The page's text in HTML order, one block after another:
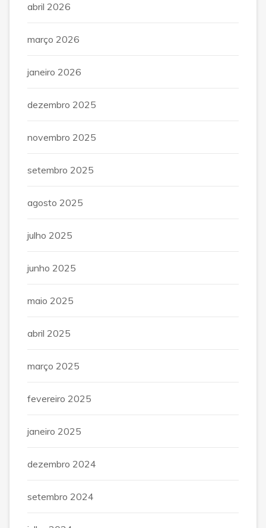
abril 2026
março 2026
janeiro 2026
dezembro 2025
novembro 2025
setembro 2025
agosto 2025
julho 2025
junho 2025
maio 2025
abril 2025
março 2025
fevereiro 2025
janeiro 2025
dezembro 2024
setembro 2024